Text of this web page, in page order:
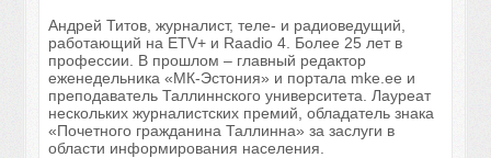
Андрей Титов, журналист, теле- и радиоведущий,
работающий на ETV+ и Raadio4. Более 25 лет в
профессии. В прошлом – главный редактор
еженедельника «МК-Эстония» и портала mke ee и
преподаватель Таллиннского университета. Лауреат
нескольких журналистских премий, обладатель знака
«Почетного гражданина Таллинна» за заслуги в
области информирования населения.